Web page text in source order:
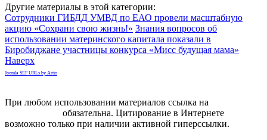
Другие материалы в этой категории:
Сотрудники ГИБДД УМВД по ЕАО провели масштабную
акцию «Сохрани свою жизнь!» Знания вопросов об
использовании материнского капитала показали в
Биробиджане участницы конкурса «Мисс будущая мама»
Наверх
Joomla SEF URLs by Artio
При любом использовании материалов ссылка на
обязательна. Цитирование в Интернете
возможно только при наличии активной гиперссылки.